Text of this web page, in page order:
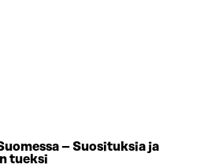
– Suosituksia ja
tueksi